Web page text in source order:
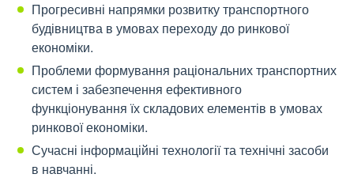
Прогресивні напрямки розвитку транспортного
будівництва в умовах переходу до ринкової
економіки.
Проблеми формування раціональних транспортних
систем і забезпечення ефективного
функціонування їх складових елементів в умовах
ринкової економіки.
Сучасні інформаційні технології та технічні засоби
в навчанні.